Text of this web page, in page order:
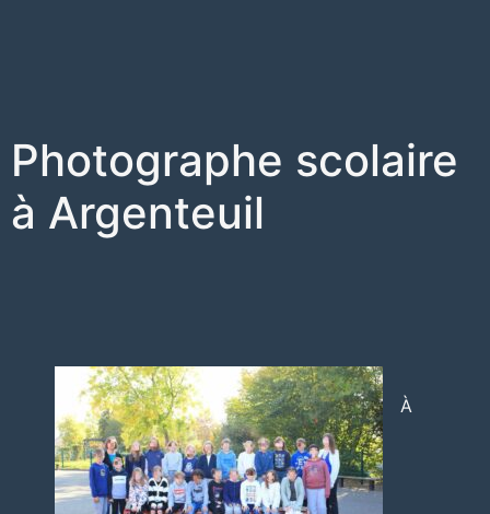
Photographe scolaire
à Argenteuil
À